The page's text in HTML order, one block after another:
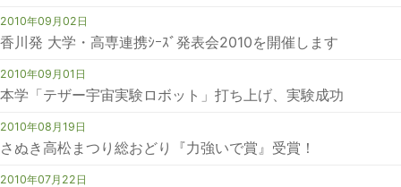
2010年09月02日
香川発 大学・高専連携ｼｰｽﾞ発表会2010を開催します
2010年09月01日
本学「テザー宇宙実験ロボット」打ち上げ、実験成功
2010年08月19日
さぬき高松まつり総おどり『力強いで賞』受賞！
2010年07月22日